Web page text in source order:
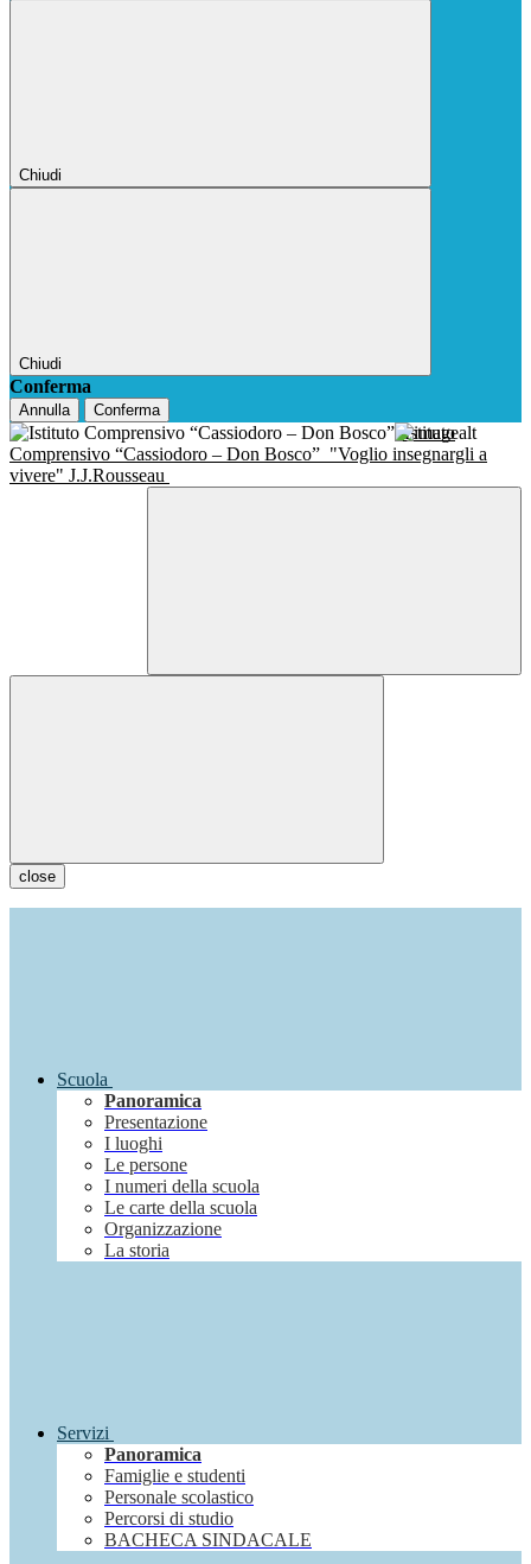
Chiudi
Chiudi
Conferma
Annulla Conferma
Istituto
Comprensivo “Cassiodoro – Don Bosco” "Voglio insegnargli a
vivere" J.J.Rousseau
close
Scuola
Panoramica
Presentazione
I luoghi
Le persone
I numeri della scuola
Le carte della scuola
Organizzazione
La storia
Servizi
Panoramica
Famiglie e studenti
Personale scolastico
Percorsi di studio
BACHECA SINDACALE